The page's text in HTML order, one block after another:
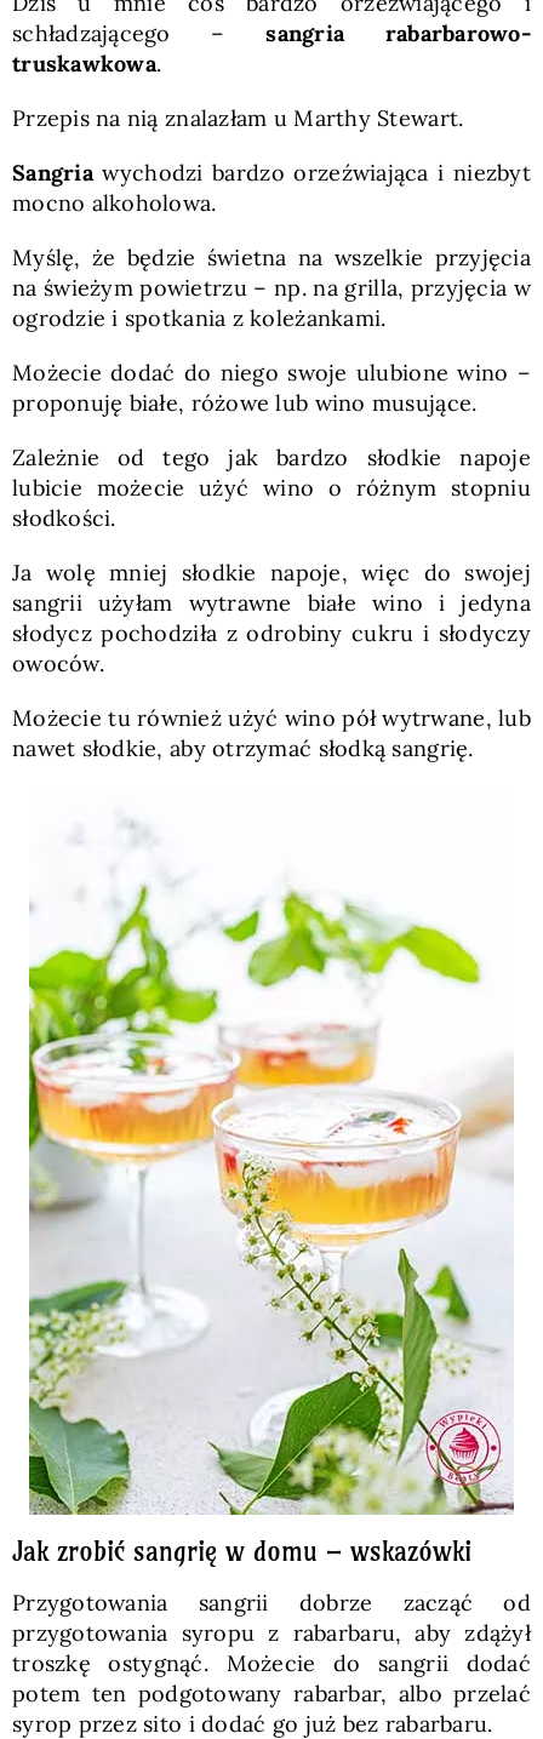
schładzającego –sangria rabarbarowo-
truskawkowa.
Przepis na nią znalazłam u Marthy Stewart.
Sangriawychodzi bardzo orzeźwiająca i niezbyt
mocno alkoholowa.
Myślę, że będzie świetna na wszelkie przyjęcia
na świeżym powietrzu – np. na grilla, przyjęcia w
ogrodzie i spotkania z koleżankami.
Możecie dodać do niego swoje ulubione wino –
proponuję białe, różowe lub wino musujące.
Zależnie od tego jak bardzo słodkie napoje
lubicie możecie użyć wino o różnym stopniu
słodkości.
Ja wolę mniej słodkie napoje, więc do swojej
sangrii użyłam wytrawne białe wino i jedyna
słodycz pochodziła z odrobiny cukru i słodyczy
owoców.
Możecie tu również użyć wino pół wytrwane, lub
nawet słodkie, aby otrzymać słodką sangrię.
Jak zrobić sangrię w domu – wskazówki
Przygotowania sangrii dobrze zacząć od
przygotowania syropu z rabarbaru, aby zdążył
troszkę ostygnąć. Możecie do sangrii dodać
potem ten podgotowany rabarbar, albo przelać
syrop przez sito i dodać go już bez rabarbaru.